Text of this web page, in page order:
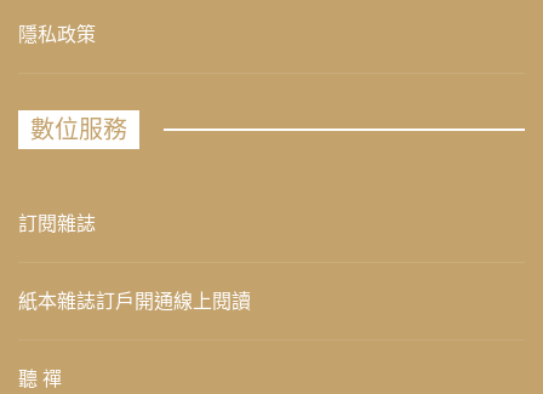
隱私政策
數位服務
訂閱雜誌
紙本雜誌訂戶開通線上閱讀
聽 禪